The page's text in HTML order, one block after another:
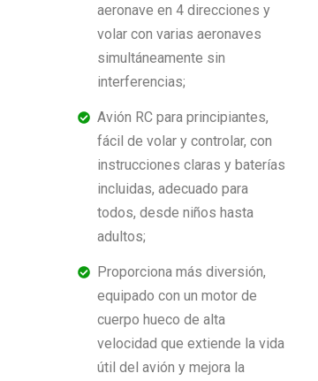
aeronave en 4 direcciones y
volar con varias aeronaves
simultáneamente sin
interferencias;
Avión RC para principiantes,
fácil de volar y controlar, con
instrucciones claras y baterías
incluidas, adecuado para
todos, desde niños hasta
adultos;
Proporciona más diversión,
equipado con un motor de
cuerpo hueco de alta
velocidad que extiende la vida
útil del avión y mejora la